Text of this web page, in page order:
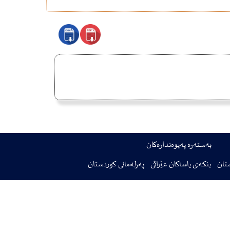
بەستەرە پەیوەندارەکان
بنکەی یاساکان عێراقی پەرلەمانی کوردستان